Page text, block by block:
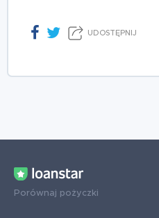
UDOSTĘPNIJ
Porównaj pożyczki